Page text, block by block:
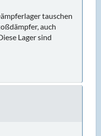
tauschen
auch
Lager sind